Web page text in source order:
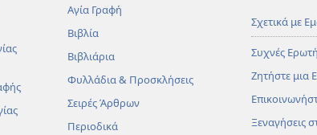
Αγία Γραφή
Βιβλία
Βιβλιάρια
Φυλλάδια & Προσκλήσεις
Σειρές Άρθρων
Περιοδικά
Σχετικά με
Συχνές
Ζητήστε μια
Ξεναγήσεις